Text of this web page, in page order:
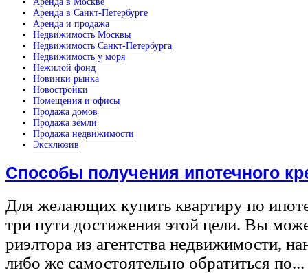
Аренда в Санкт-Петербурге
Аренда и продажа
Недвижимость Москвы
Недвижимость Санкт-Петербурга
Недвижимость у моря
Нежилой фонд
Новинки рынка
Новостройки
Помещения и офисы
Продажа домов
Продажа земли
Продажа недвижимости
Эксклюзив
Способы получения ипотечного
Для желающих купить квартиру по
три пути достижения этой цели. Вы
риэлтора из агентства недвижимости,
либо же самостоятельно обратиться по...